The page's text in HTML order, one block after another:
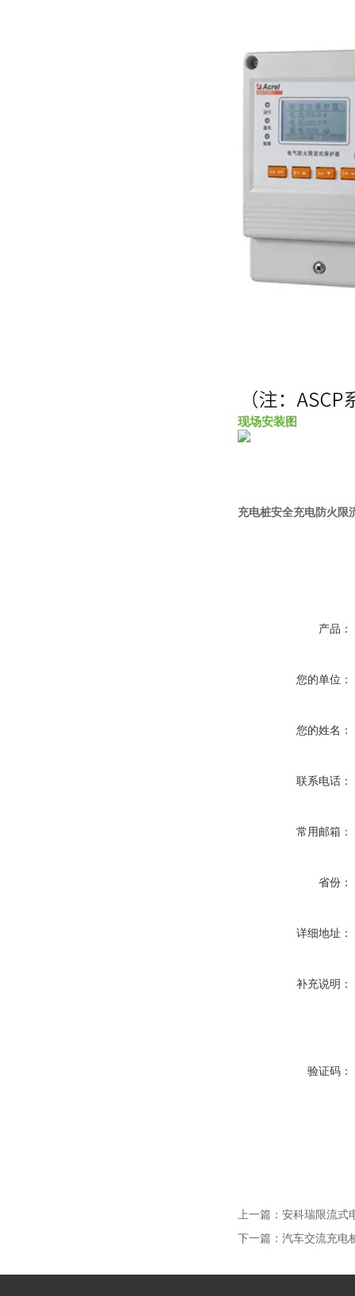
现场安装图
充电桩安全充电防火限
产品：
您的单位：
您的姓名：
联系电话：
常用邮箱：
省份：
详细地址：
补充说明：
验证码：
上一篇： 安科瑞限流式
下一篇： 汽车交流充电